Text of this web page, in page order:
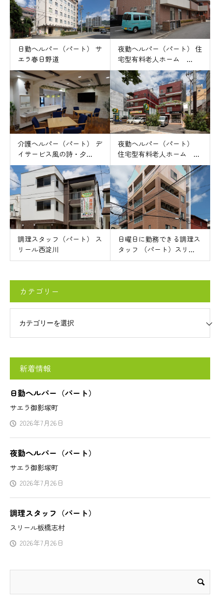
日勤ヘルパー（パート） サ
エラ春日野道
夜勤ヘルパー（パート） 住
宅型有料老人ホーム ...
介護ヘルパー（パート） デ
イサービス風の詩・夕...
夜勤ヘルパー（パート）
住宅型有料老人ホーム ...
調理スタッフ（パート） ス
リール西淀川
日曜日に勤務できる調理ス
タッフ （パート）スリ...
カテゴリー
新着情報
日勤ヘルパー（パート）
サエラ御影塚町
2026年7月26日
夜勤ヘルパー（パート）
サエラ御影塚町
2026年7月26日
調理スタッフ（パート）
スリール板橋志村
2026年7月26日